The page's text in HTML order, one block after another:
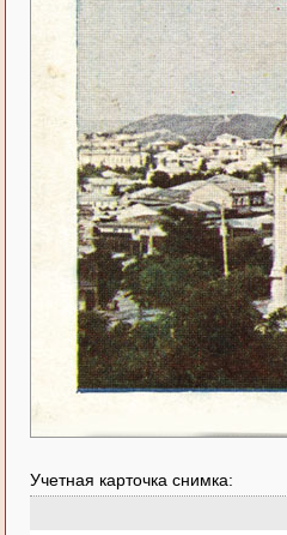
Учетная карточка снимка: